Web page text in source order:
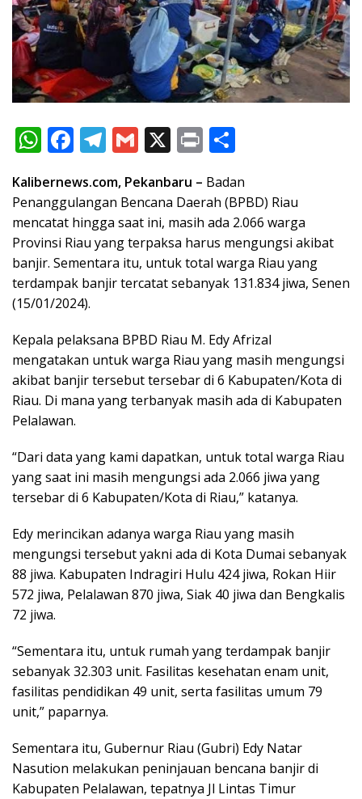
W
at
s
A
p
p
F
e
b
o
o
k
T
e
gr
a
m
G
ai
l
X Pr
t ar
e
Kalibernews.com, Pekanbaru – Badan
Penanggulangan Bencana Daerah (BPBD) Riau
mencatat hingga saat ini, masih ada 2.066 warga
Provinsi Riau yang terpaksa harus mengungsi akibat
banjir. Sementara itu, untuk total warga Riau yang
terdampak banjir tercatat sebanyak 131.834 jiwa, Senen
(15/01/2024).
Kepala pelaksana BPBD Riau M. Edy Afrizal
mengatakan untuk warga Riau yang masih mengungsi
akibat banjir tersebut tersebar di 6 Kabupaten/Kota di
Riau. Di mana yang terbanyak masih ada di Kabupaten
Pelalawan.
“Dari data yang kami dapatkan, untuk total warga Riau
yang saat ini masih mengungsi ada 2.066 jiwa yang
tersebar di 6 Kabupaten/Kota di Riau,” katanya.
Edy merincikan adanya warga Riau yang masih
mengungsi tersebut yakni ada di Kota Dumai sebanyak
88 jiwa. Kabupaten Indragiri Hulu 424 jiwa, Rokan Hiir
572 jiwa, Pelalawan 870 jiwa, Siak 40 jiwa dan Bengkalis
72 jiwa.
“Sementara itu, untuk rumah yang terdampak banjir
sebanyak 32.303 unit. Fasilitas kesehatan enam unit,
fasilitas pendidikan 49 unit, serta fasilitas umum 79
unit,” paparnya.
Sementara itu, Gubernur Riau (Gubri) Edy Natar
Nasution melakukan peninjauan bencana banjir di
Kabupaten Pelalawan, tepatnya Jl Lintas Timur